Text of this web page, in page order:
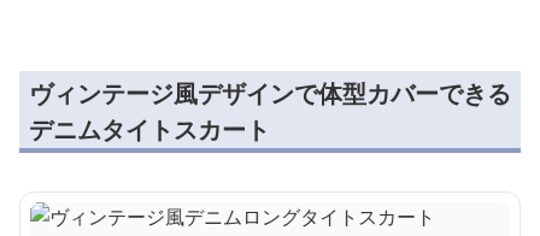
ヴィンテージ風デザインで体型カバーできる
デニムタイトスカート